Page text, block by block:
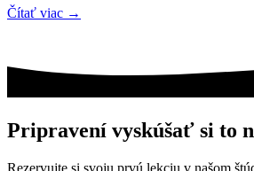
Čítať viac →
Pripravení vyskúšať si to